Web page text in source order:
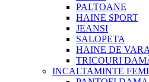
PALTOANE
HAINE SPORT
JEANSI
SALOPETA
HAINE DE
TRICOURI
INCALTAMINTE